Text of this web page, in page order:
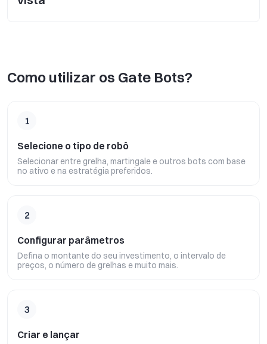
Como utilizar os Gate Bots?
1
Selecione o tipo de robô
Selecionar entre grelha, martingale e outros bots com base
no ativo e na estratégia preferidos.
2
Configurar parâmetros
Defina o montante do seu investimento, o intervalo de
preços, o número de grelhas e muito mais.
3
Criar e lançar